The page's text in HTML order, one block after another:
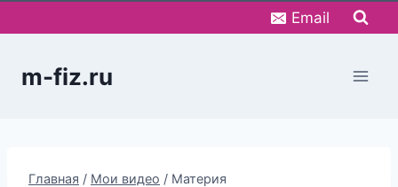
к
Email
m-fiz.ru
Главная / Мои видео / Материя